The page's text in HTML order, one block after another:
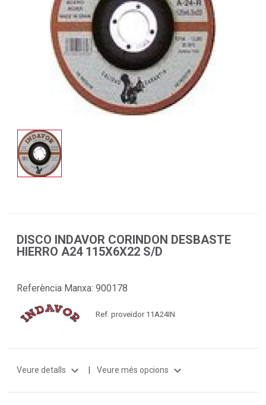
DISCO INDAVOR CORINDON DESBASTE
HIERRO A24 115X6X22 S/D
Referència Manxa: 900178
Ref. proveïdor 11A24IN
Veure detalls expand_more Veure més opcions expand_more